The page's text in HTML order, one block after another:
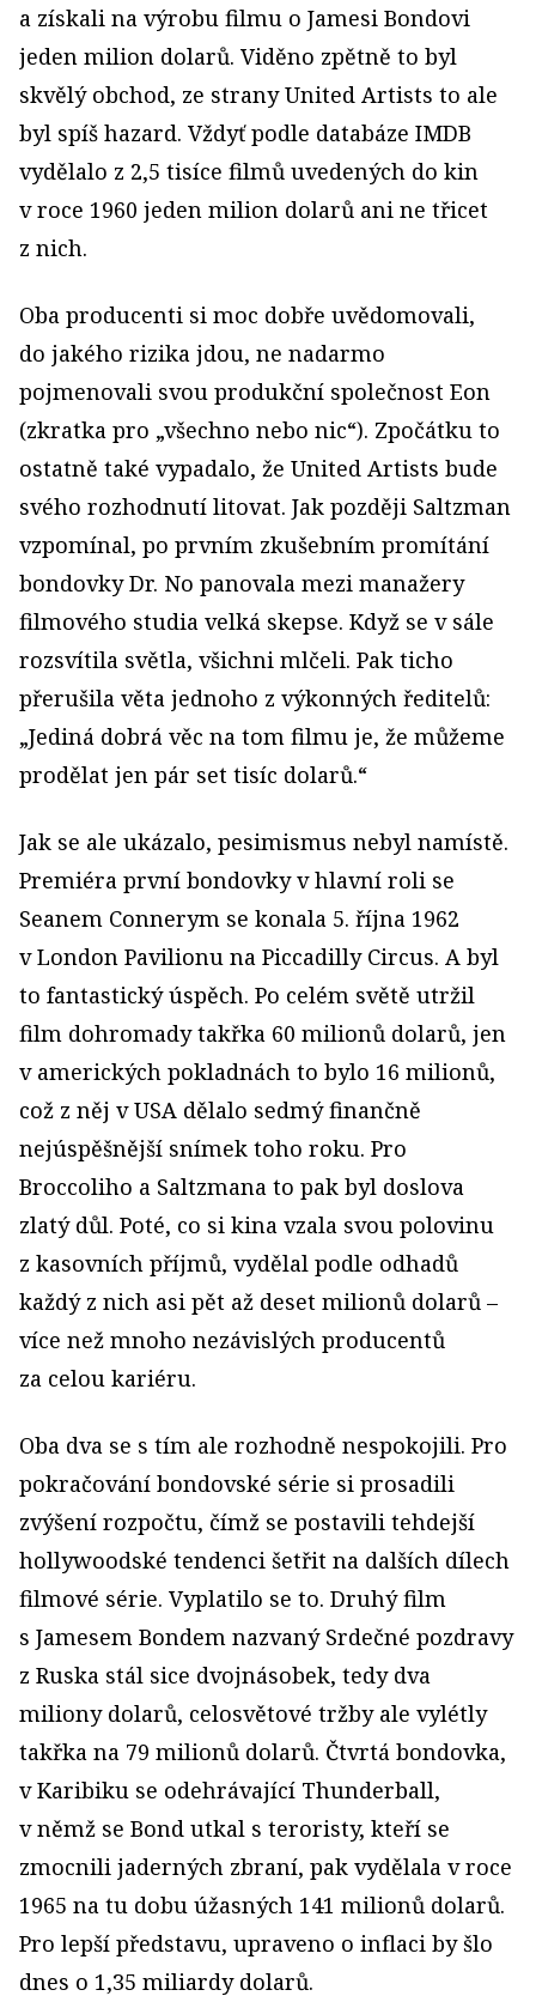
a získali na výrobu filmu o Jamesi Bondovi
jeden milion dolarů. Viděno zpětně to byl
skvělý obchod, ze strany United Artists to ale
byl spíš hazard. Vždyť podle databáze IMDB
vydělalo z 2,5 tisíce filmů uvedených do kin
v roce 1960 jeden milion dolarů ani ne třicet
z nich.
Oba producenti si moc dobře uvědomovali,
do jakého rizika jdou, ne nadarmo
pojmenovali svou produkční společnost Eon
(zkratka pro „všechno nebo nic“). Zpočátku to
ostatně také vypadalo, že United Artists bude
svého rozhodnutí litovat. Jak později Saltzman
vzpomínal, po prvním zkušebním promítání
bondovky Dr. No panovala mezi manažery
filmového studia velká skepse. Když se v sále
rozsvítila světla, všichni mlčeli. Pak ticho
přerušila věta jednoho z výkonných ředitelů:
„Jediná dobrá věc na tom filmu je, že můžeme
prodělat jen pár set tisíc dolarů.“
Jak se ale ukázalo, pesimismus nebyl namístě.
Premiéra první bondovky v hlavní roli se
Seanem Connerym se konala 5. října 1962
v London Pavilionu na Piccadilly Circus. A byl
to fantastický úspěch. Po celém světě utržil
film dohromady takřka 60 milionů dolarů, jen
v amerických pokladnách to bylo 16 milionů,
což z něj v USA dělalo sedmý finančně
nejúspěšnější snímek toho roku. Pro
Broccoliho a Saltzmana to pak byl doslova
zlatý důl. Poté, co si kina vzala svou polovinu
z kasovních příjmů, vydělal podle odhadů
každý z nich asi pět až deset milionů dolarů –
více než mnoho nezávislých producentů
za celou kariéru.
Oba dva se s tím ale rozhodně nespokojili. Pro
pokračování bondovské série si prosadili
zvýšení rozpočtu, čímž se postavili tehdejší
hollywoodské tendenci šetřit na dalších dílech
filmové série. Vyplatilo se to. Druhý film
s Jamesem Bondem nazvaný Srdečné pozdravy
z Ruska stál sice dvojnásobek, tedy dva
miliony dolarů, celosvětové tržby ale vylétly
takřka na 79 milionů dolarů. Čtvrtá bondovka,
v Karibiku se odehrávající Thunderball,
v němž se Bond utkal s teroristy, kteří se
zmocnili jaderných zbraní, pak vydělala v roce
1965 na tu dobu úžasných 141 milionů dolarů.
Pro lepší představu, upraveno o inflaci by šlo
dnes o 1,35 miliardy dolarů.